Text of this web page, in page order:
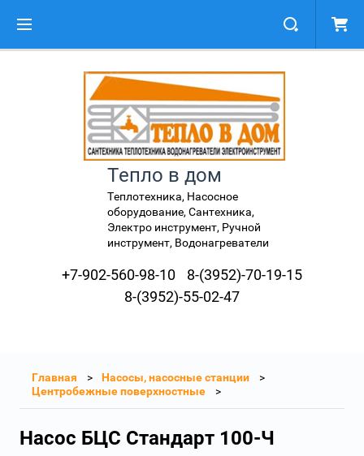
Тепло в дом
Теплотехника, Насосное
оборудование, Сантехника,
Электро инструмент, Ручной
инструмент, Водонагреватели
+7-902-560-98-10
8-(3952)-70-19-15
8-(3952)-55-02-47
Главная
Насосы, насосные станции
Центробежные поверхностные
Насос БЦС Стандарт 100-Ч